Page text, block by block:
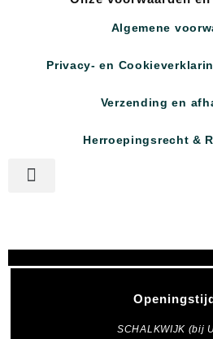
Algemene
Privacy- en
Verzending en
Herroepingsrecht &
SCHALKWIJK (bij